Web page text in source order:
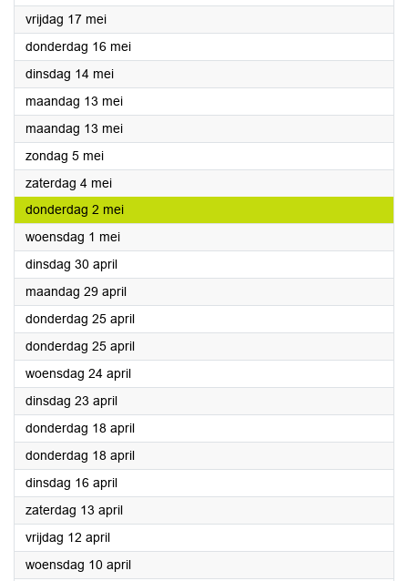
vrijdag 17 mei2024
donderdag 16 mei2024
dinsdag 14 mei2024
maandag 13 mei2024
maandag 13 mei2024
zondag 5 mei2024
zaterdag 4 mei2024
donderdag 2 mei2024
woensdag 1 mei2024
dinsdag 30 april2024
maandag 29 april2024
donderdag 25 april2024
donderdag 25 april2024
woensdag 24 april2024
dinsdag 23 april2024
donderdag 18 april2024
donderdag 18 april2024
dinsdag 16 april2024
zaterdag 13 april2024
vrijdag 12 april2024
woensdag 10 april2024